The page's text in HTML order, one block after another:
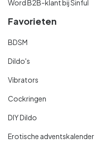
Word B2B-klant bij Sinful
Favorieten
BDSM
Dildo's
Vibrators
Cockringen
DIY Dildo
Erotische adventskalender